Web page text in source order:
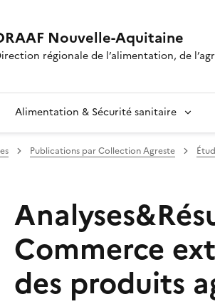
Nouvelle-Aquitaine
régionale de l’alimentation, de
Alimentation & Sécurité sanitaire
Publications par Collection Agreste
Commerce
des produits